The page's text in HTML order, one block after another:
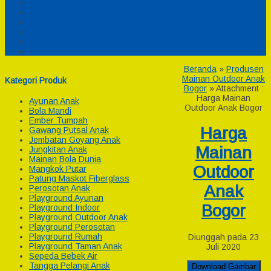
Kategori Produk
Ayunan Anak
Bola Mandi
Ember Tumpah
Gawang Putsal Anak
Jembatan Goyang Anak
Jungkitan Anak
Mainan Bola Dunia
Mangkok Putar
Patung Maskot Fiberglass
Perosotan Anak
Playground Ayunan
Playground Indoor
Playground Outdoor Anak
Playground Perosotan
Playground Rumah
Playground Taman Anak
Sepeda Bebek Air
Tangga Pelangi Anak
Beranda» Produsen
Mainan Outdoor Anak
Bogor» Attachment :
Harga Mainan
Outdoor Anak Bogor
Harga
Mainan
Outdoor
Anak
Bogor
Diunggah pada 23
Juli 2020
Download Gambar